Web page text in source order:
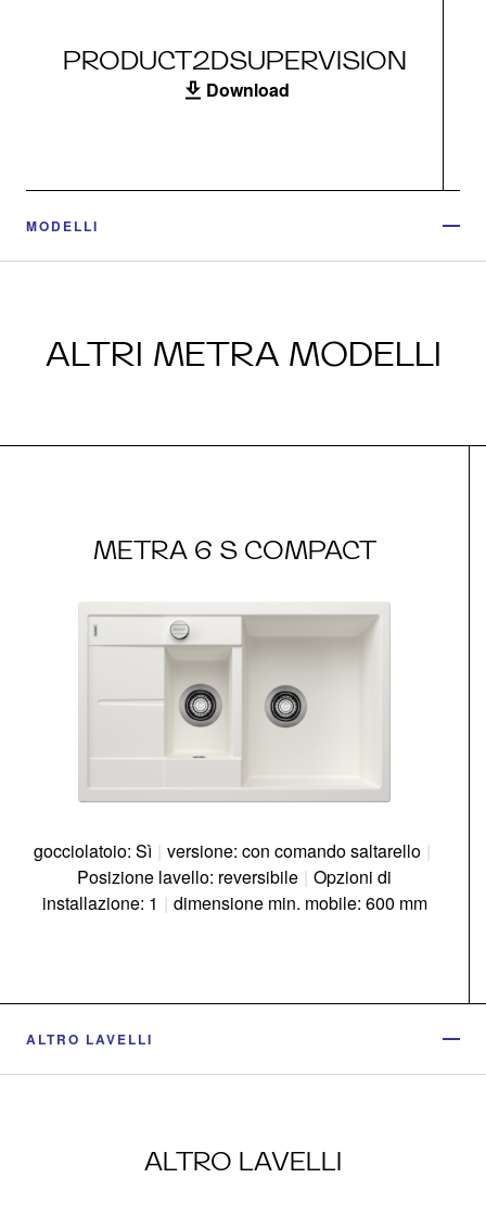
PRODUCT2DSUPERVISION
Download
MODELLI
ALTRI METRA MODELLI
METRA 6 S COMPACT
gocciolatoio: Sì | versione: con comando saltarello |
Posizione lavello: reversibile | Opzioni di
installazione: 1 | dimensione min. mobile: 600 mm
ALTRO LAVELLI
ALTRO LAVELLI